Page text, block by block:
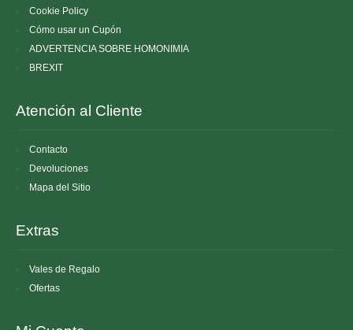
Cookie Policy
Cómo usar un Cupón
ADVERTENCIA SOBRE HOMONIMIA
BREXIT
Atención al Cliente
Contacto
Devoluciones
Mapa del Sitio
Extras
Vales de Regalo
Ofertas